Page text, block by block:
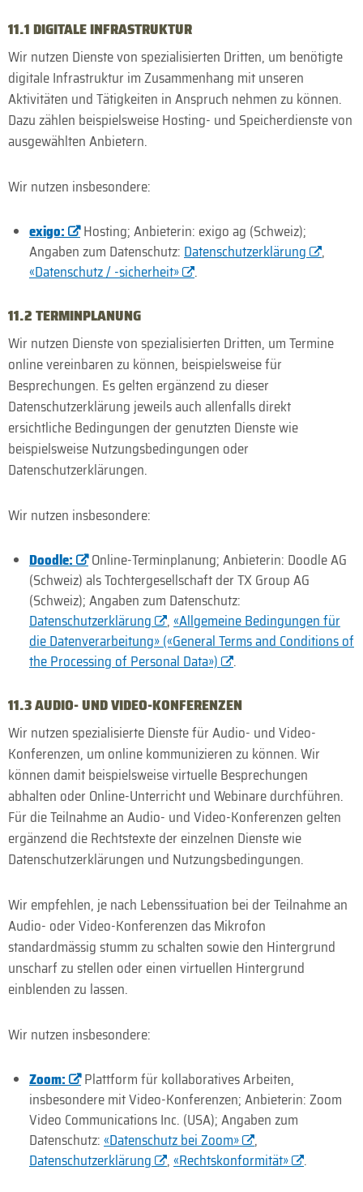
11.1 DIGITALE INFRASTRUKTUR
Wir nutzen Dienste von spezialisierten Dritten, um benötigte
digitale Infrastruktur im Zusammenhang mit unseren
Aktivitäten und Tätigkeiten in Anspruch nehmen zu können.
Dazu zählen beispielsweise Hosting- und Speicherdienste von
ausgewählten Anbietern.
Wir nutzen insbesondere:
exigo:
Hosting; Anbieterin: exigo ag (Schweiz);
Angaben zum Datenschutz: Datenschutzerklärung
,
«Datenschutz / -sicherheit»
.
11.2 TERMINPLANUNG
Wir nutzen Dienste von spezialisierten Dritten, um Termine
online vereinbaren zu können, beispielsweise für
Besprechungen. Es gelten ergänzend zu dieser
Datenschutzerklärung jeweils auch allenfalls direkt
ersichtliche Bedingungen der genutzten Dienste wie
beispielsweise Nutzungsbedingungen oder
Datenschutzerklärungen.
Wir nutzen insbesondere:
Doodle:
Online-Terminplanung; Anbieterin: Doodle AG
(Schweiz) als Tochtergesellschaft der TX Group AG
(Schweiz); Angaben zum Datenschutz:
Datenschutzerklärung
,«Allgemeine Bedingungen für
die Datenverarbeitung» («General Terms and Conditions of
the Processing of Personal Data»)
.
11.3 AUDIO- UND VIDEO-KONFERENZEN
Wir nutzen spezialisierte Dienste für Audio- und Video-
Konferenzen, um online kommunizieren zu können. Wir
können damit beispielsweise virtuelle Besprechungen
abhalten oder Online-Unterricht und Webinare durchführen.
Für die Teilnahme an Audio- und Video-Konferenzen gelten
ergänzend die Rechtstexte der einzelnen Dienste wie
Datenschutzerklärungen und Nutzungsbedingungen.
Wir empfehlen, je nach Lebenssituation bei der Teilnahme an
Audio- oder Video-Konferenzen das Mikrofon
standardmässig stumm zu schalten sowie den Hintergrund
unscharf zu stellen oder einen virtuellen Hintergrund
einblenden zu lassen.
Wir nutzen insbesondere:
Zoom:
Plattform für kollaboratives Arbeiten,
insbesondere mit Video-Konferenzen; Anbieterin: Zoom
Video Communications Inc. (USA); Angaben zum
Datenschutz:«Datenschutz bei Zoom»
,
Datenschutzerklärung
,«Rechtskonformität» .